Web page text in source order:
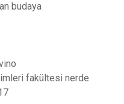
budaya
fakültesi nerde